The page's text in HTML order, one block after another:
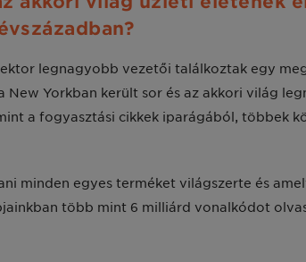
legnagyobb vezetői találkoztak egy
New Yorkban került sor és az akkori világ
a fogyasztási cikkek iparágából, többek
minden egyes terméket világszerte és
több mint 6 milliárd vonalkódot